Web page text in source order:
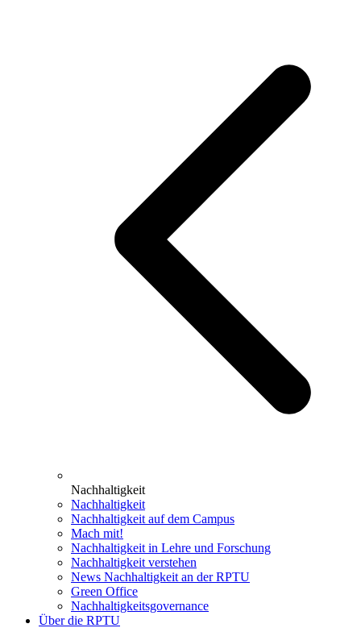
Nachhaltigkeit
Nachhaltigkeit
Nachhaltigkeit auf dem Campus
Mach mit!
Nachhaltigkeit in Lehre und Forschung
Nachhaltigkeit verstehen
News Nachhaltigkeit an der RPTU
Green Office
Nachhaltigkeitsgovernance
Über die RPTU